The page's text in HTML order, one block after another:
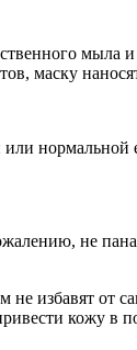
мыла
маску
нормальной
не
не избавят
кожу в